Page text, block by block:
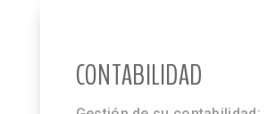
CONTABILIDAD